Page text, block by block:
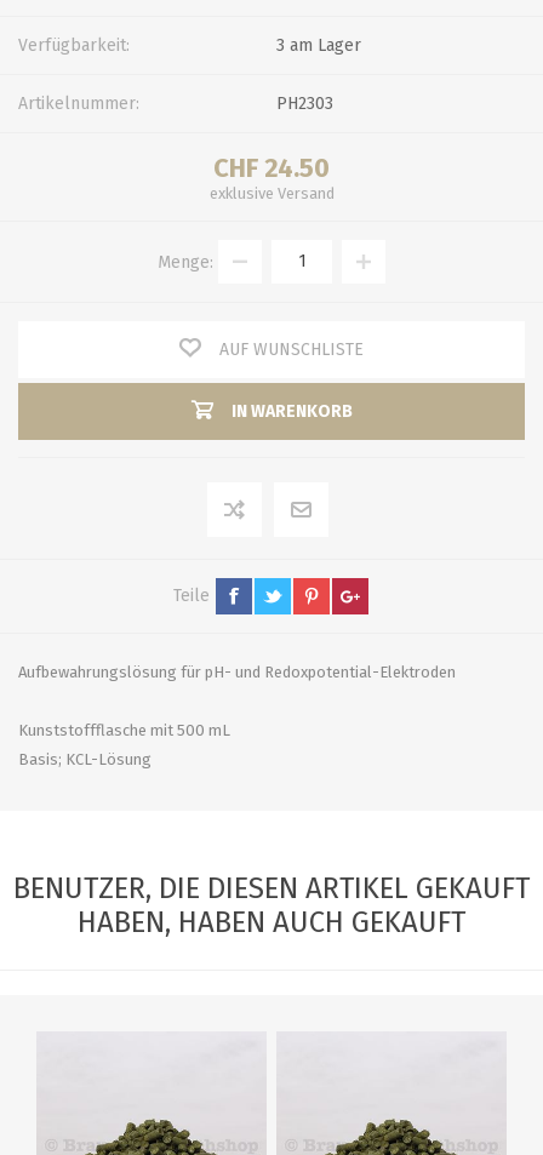
Verfügbarkeit: 3 am Lager
Artikelnummer: PH2303
CHF 24.50
exklusive Versand
Menge:
AUF WUNSCHLISTE
IN WARENKORB
Teile
Aufbewahrungslösung für pH- und Redoxpotential-Elektroden
Kunststoffflasche mit 500 mL
Basis; KCL-Lösung
BENUTZER, DIE DIESEN ARTIKEL GEKAUFT
HABEN, HABEN AUCH GEKAUFT